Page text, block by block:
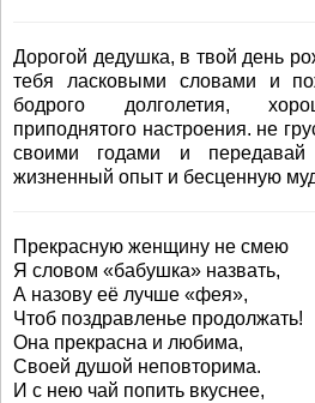
Дорогой дедушка, в твой день
тебя ласковыми словами и
бодрого долголетия,
приподнятого настроения. не
своими годами и
жизненный опыт и бесценную
Прекрасную женщину не смею
Я словом «бабушка» назвать,
А назову её лучше «фея»,
Чтоб поздравленье продолжать!
Она прекрасна и любима,
Своей душой неповторима.
И с нею чай попить вкуснее,